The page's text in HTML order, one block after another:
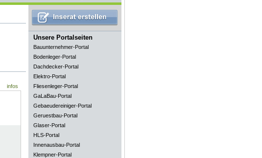
infos
Unsere Portalseiten
Bauunternehmer-Portal
Bodenleger-Portal
Dachdecker-Portal
Elektro-Portal
Fliesenleger-Portal
GaLaBau-Portal
Gebaeudereiniger-Portal
Geruestbau-Portal
Glaser-Portal
HLS-Portal
Innenausbau-Portal
Klempner-Portal